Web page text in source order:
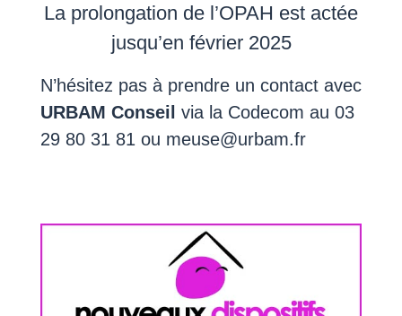
La prolongation de l’OPAH est actée
jusqu’en février 2025
N’hésitez pas à prendre un contact avec
URBAM Conseil via la Codecom au 03
29 80 31 81 ou meuse@urbam.fr